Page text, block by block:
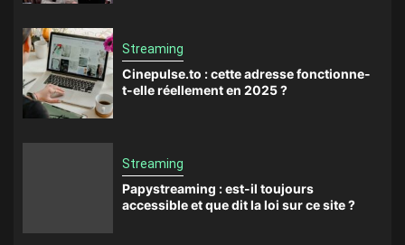
Streaming
Cinepulse.to : cette adresse fonctionne-
t-elle réellement en 2025 ?
Streaming
Papystreaming : est-il toujours
accessible et que dit la loi sur ce site ?